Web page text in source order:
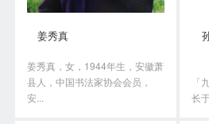
姜秀真
姜秀真，女，1944年生，安徽萧
县人，中国书法家协会会员，
安...
「
长于